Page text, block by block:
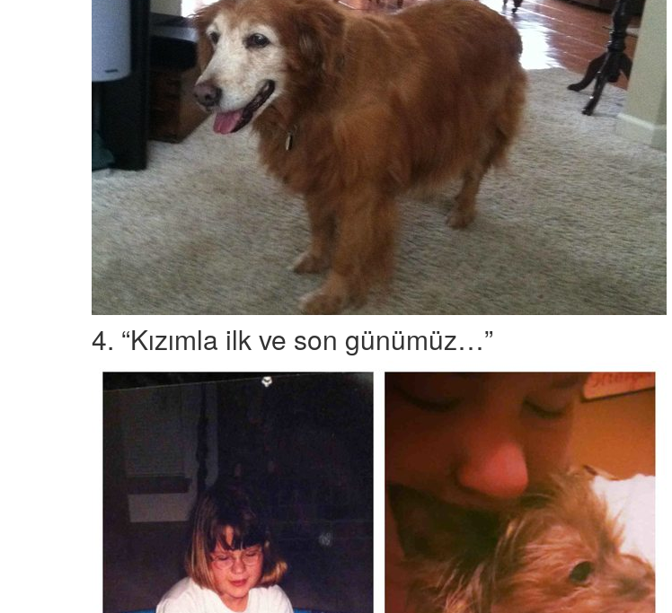
4. “Kızımla ilk ve son günümüz…”